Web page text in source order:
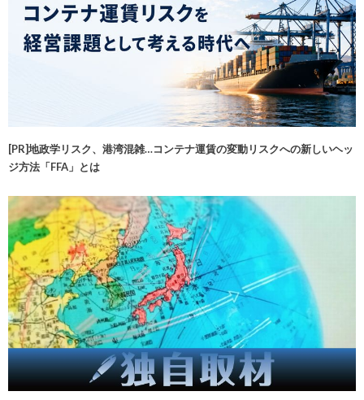
[PR]地政学リスク、港湾混雑…コンテナ運賃の変動リスクへの新しいヘッ
ジ方法「FFA」とは